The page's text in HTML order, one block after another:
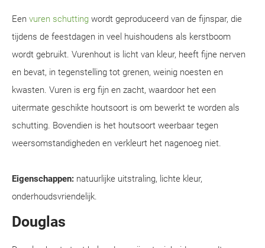
Een vuren schutting wordt geproduceerd van de fijnspar, die
tijdens de feestdagen in veel huishoudens als kerstboom
wordt gebruikt. Vurenhout is licht van kleur, heeft fijne nerven
en bevat, in tegenstelling tot grenen, weinig noesten en
kwasten. Vuren is erg fijn en zacht, waardoor het een
uitermate geschikte houtsoort is om bewerkt te worden als
schutting. Bovendien is het houtsoort weerbaar tegen
weersomstandigheden en verkleurt het nagenoeg niet.
Eigenschappen: natuurlijke uitstraling, lichte kleur,
onderhoudsvriendelijk.
Douglas